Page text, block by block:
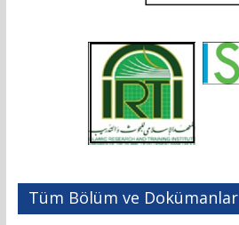
Tüm Bölüm ve Dokümanlar